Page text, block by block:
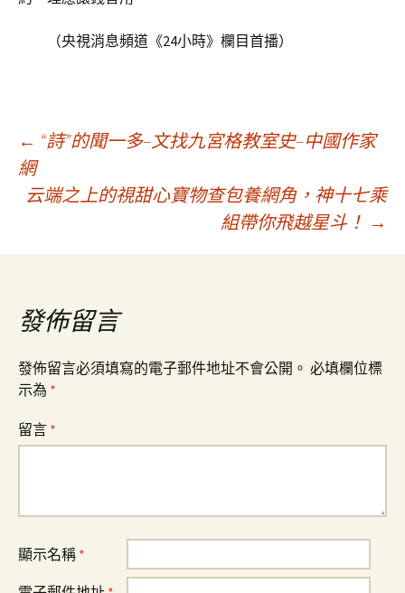
（央視消息頻道《24小時》欄目首播）
文
章
導
覽
← “詩”的聞一多–文找九宮格教室史–中國作家
網
云端之上的視甜心寶物查包養網角，神十七乘
組帶你飛越星斗！ →
發佈留言
發佈留言必須填寫的電子郵件地址不會公開。 必填欄位標
示為 *
留言 *
顯示名稱 *